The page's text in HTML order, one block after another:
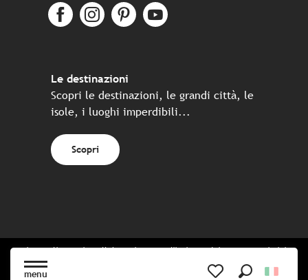
menu
Le destinazioni
Scopri le destinazioni, le grandi città, le
isole, i luoghi imperdibili...
Scopri
Sito realizzato in collaborazione con l'insieme dei partner turistici